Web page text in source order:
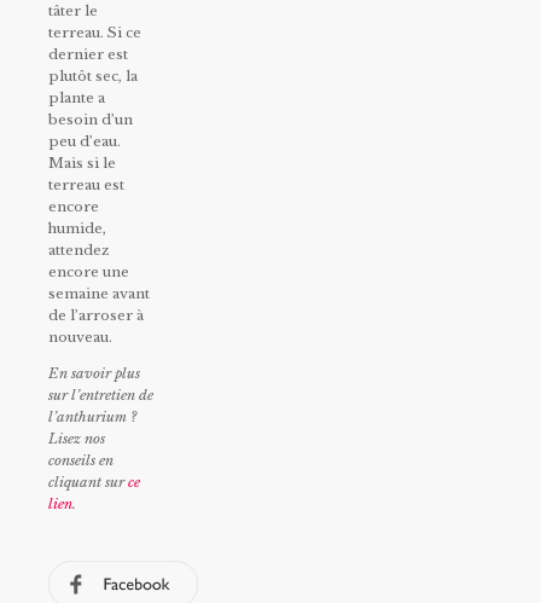
tâter le
terreau. Si ce
dernier est
plutôt sec, la
plante a
besoin d’un
peu d’eau.
Mais si le
terreau est
encore
humide,
attendez
encore une
semaine avant
de l’arroser à
nouveau.
En savoir plus
sur l’entretien de
l’anthurium ?
Lisez nos
conseils en
cliquant surce
lien.